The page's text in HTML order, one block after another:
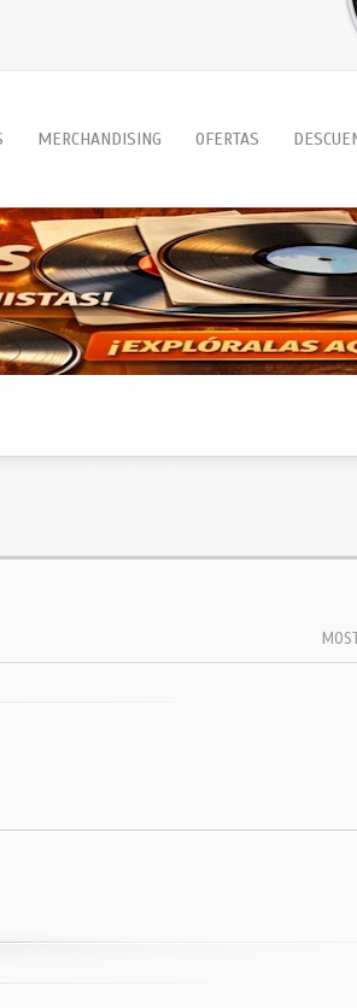
MERCHANDISING OFERTAS